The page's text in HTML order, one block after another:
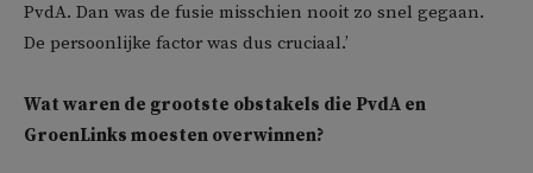
PvdA. Dan was de fusie misschien nooit zo snel gegaan.
De persoonlijke factor was dus cruciaal.’
Wat waren de grootste obstakels die PvdA en
GroenLinks moesten overwinnen?